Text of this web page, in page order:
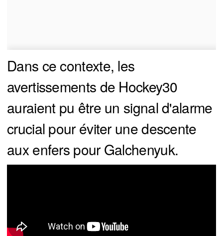
Dans ce contexte, les
avertissements de Hockey30
auraient pu être un signal d'alarme
crucial pour éviter une descente
aux enfers pour Galchenyuk.